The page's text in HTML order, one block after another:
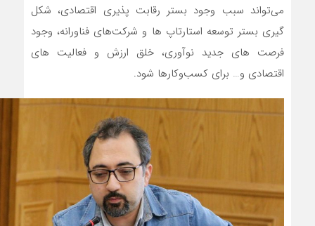
می‌تواند سبب وجود بستر رقابت پذیری اقتصادی، شکل
گیری بستر توسعه استارتاپ ها و شرکت‌های فناورانه، وجود
فرصت های جدید نوآوری، خلق ارزش و فعالیت های
اقتصادی و… برای کسب‌وکارها شود.